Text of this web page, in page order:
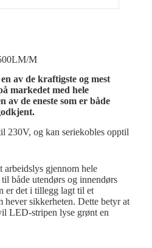
M
av de kraftigste og mest
markedet med hele
av de eneste som er både
230V, og kan seriekobles opptil
gjennom hele
både utendørs og innendørs
er det i tillegg lagt til et
hever sikkerheten. Dette betyr at
LED-stripen lyse grønt en